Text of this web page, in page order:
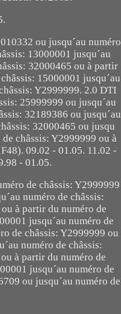
ou jusqu´au numéro
13000001 jusqu´au
32000465 ou à partir
15000001 jusqu´au
Y2999999. 2.0 DTI
25999999 ou jusqu´au
32189386 ou jusqu´au
32000465 ou jusqu
châssis: Y2999999 ou à
09.02 - 01.05. 11.02 -
- 01.05.
de châssis: Y2999999
numéro de châssis:
à partir du numéro de
jusqu´au numéro de
de châssis: Y2999999 ou
numéro de châssis:
à partir du numéro de
jusqu´au numéro de
ou jusqu´au numéro de